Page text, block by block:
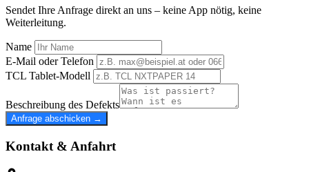
Sendet Ihre Anfrage direkt an uns – keine App nötig, keine
Weiterleitung.
Name
E-Mail oder Telefon
TCL Tablet-Modell
Beschreibung des Defekts
Anfrage abschicken →
Kontakt & Anfahrt